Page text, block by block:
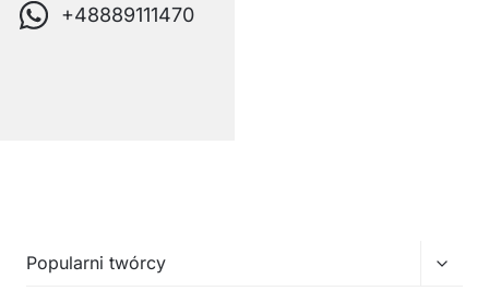
+48889111470
Popularni twórcy